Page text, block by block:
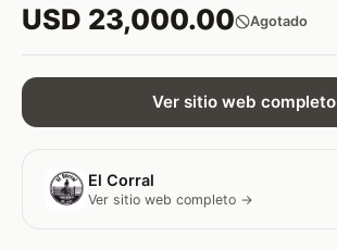
USD 23,000.00 Agotado
Ver sitio web completo
El Corral
Ver sitio web completo →